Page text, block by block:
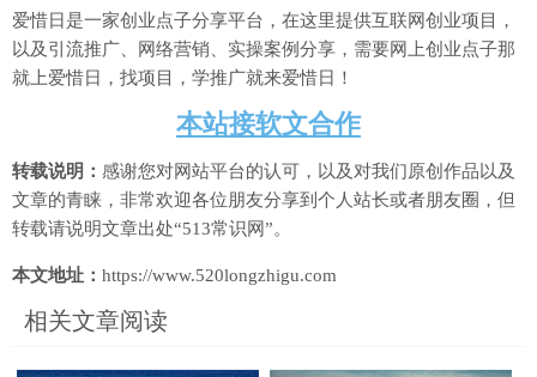
爱惜日是一家创业点子分享平台，在这里提供互联网创业项目，
以及引流推广、网络营销、实操案例分享，需要网上创业点子那
就上爱惜日，找项目，学推广就来爱惜日！
本站接软文合作
转载说明： 感谢您对网站平台的认可，以及对我们原创作品以及
文章的青睐，非常欢迎各位朋友分享到个人站长或者朋友圈，但
转载请说明文章出处“513常识网”。
本文地址： https://www.520longzhigu.com
相关文章阅读